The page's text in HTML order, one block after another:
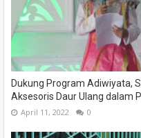
Dukung Program Adiwiyata,
Aksesoris Daur Ulang dalam
April 11, 2022 0